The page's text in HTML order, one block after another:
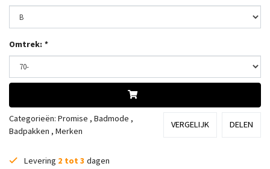
Omtrek: *
Categorieën: Promise , Badmode ,
Badpakken , Merken
VERGELIJK DELEN
Levering 2 tot 3 dagen